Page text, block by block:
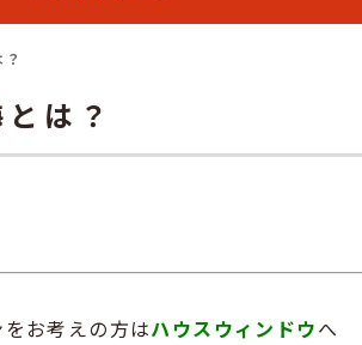
は？
お考えの方はハウスウィンドウへ